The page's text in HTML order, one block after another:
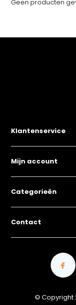
Geen producten
Klantenservice
Mijn account
Categorieën
Contact
© Copyright